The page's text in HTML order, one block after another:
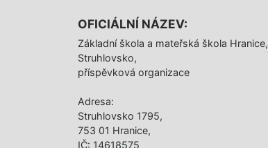
OFICIÁLNÍ NÁZEV:
Základní škola a mateřská škola Hranice,
Struhlovsko,
příspěvková organizace
Adresa:
Struhlovsko 1795,
753 01 Hranice,
IČ: 14618575